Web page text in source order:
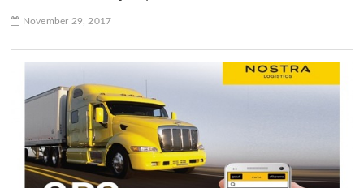
November 29, 2017